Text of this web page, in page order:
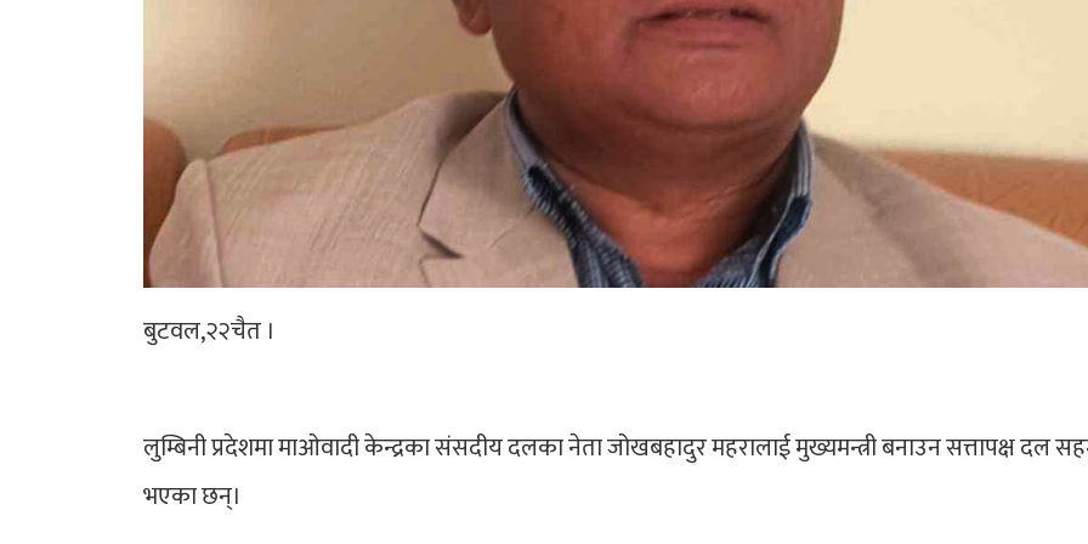
बुटवल,२२चैत ।
लुम्बिनी प्रदेशमा माओवादी केन्द्रका संसदीय दलका नेता जोखबहादुर महरालाई मुख्यमन्त्री बनाउन सत्तापक्ष दल
भएका छन्।